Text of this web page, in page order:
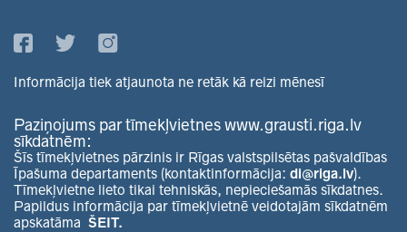
Informācija tiek atjaunota ne retāk kā reizi mēnesī
Paziņojums par tīmekļvietnes www.grausti.riga.lv
sīkdatnēm:
Šīs tīmekļvietnes pārzinis ir Rīgas valstspilsētas pašvaldības
Īpašuma departaments (kontaktinformācija: di@riga.lv).
Tīmekļvietne lieto tikai tehniskās, nepieciešamās sīkdatnes.
Papildus informācija par tīmekļvietnē veidotajām sīkdatnēm
apskatāma ŠEIT.